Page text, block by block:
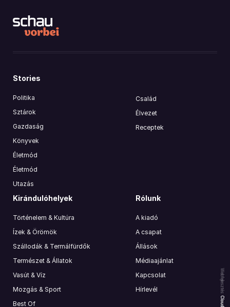
Webfejlesztés:
Stories
Politika
Sztárok
Gazdaság
Könyvek
Életmód
Életmód
Utazás
Család
Élvezet
Receptek
Kirándulóhelyek
Történelem & Kultúra
Ízek & Örömök
Szállodák & Termálfürdők
Természet & Állatok
Vasút & Víz
Mozgás & Sport
Best Of
Rólunk
A kiadó
A csapat
Állások
Médiaajánlat
Kapcsolat
Hírlevél